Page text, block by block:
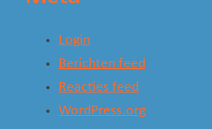
Login
Berichten feed
Reacties feed
WordPress.org